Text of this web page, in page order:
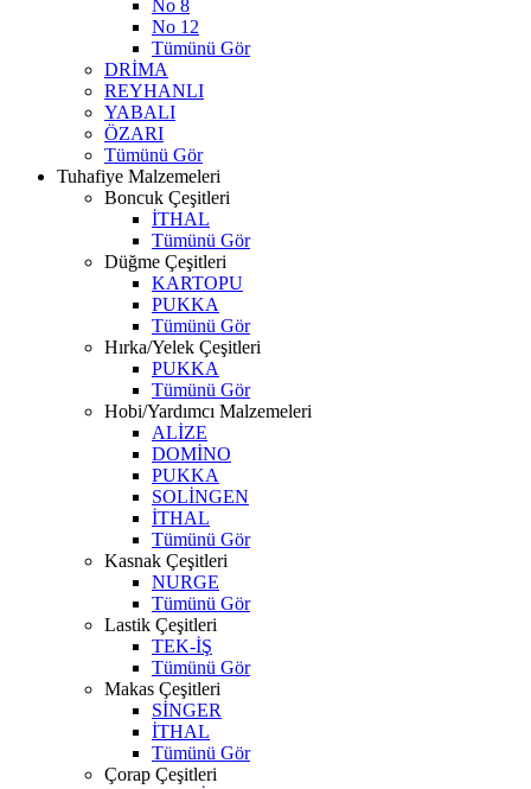
No 8
No 12
Tümünü Gör
DRİMA
REYHANLI
YABALI
ÖZARI
Tümünü Gör
Tuhafiye Malzemeleri
Boncuk Çeşitleri
İTHAL
Tümünü Gör
Düğme Çeşitleri
KARTOPU
PUKKA
Tümünü Gör
Hırka/Yelek Çeşitleri
PUKKA
Tümünü Gör
Hobi/Yardımcı Malzemeleri
ALİZE
DOMİNO
PUKKA
SOLİNGEN
İTHAL
Tümünü Gör
Kasnak Çeşitleri
NURGE
Tümünü Gör
Lastik Çeşitleri
TEK-İŞ
Tümünü Gör
Makas Çeşitleri
SİNGER
İTHAL
Tümünü Gör
Çorap Çeşitleri